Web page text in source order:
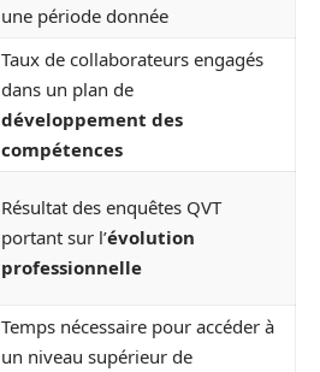
une période donnée
Taux de collaborateurs engagés
dans un plan de
développement des
compétences
Résultat des enquêtes QVT
portant sur l’évolution
professionnelle
Temps nécessaire pour accéder à
un niveau supérieur de